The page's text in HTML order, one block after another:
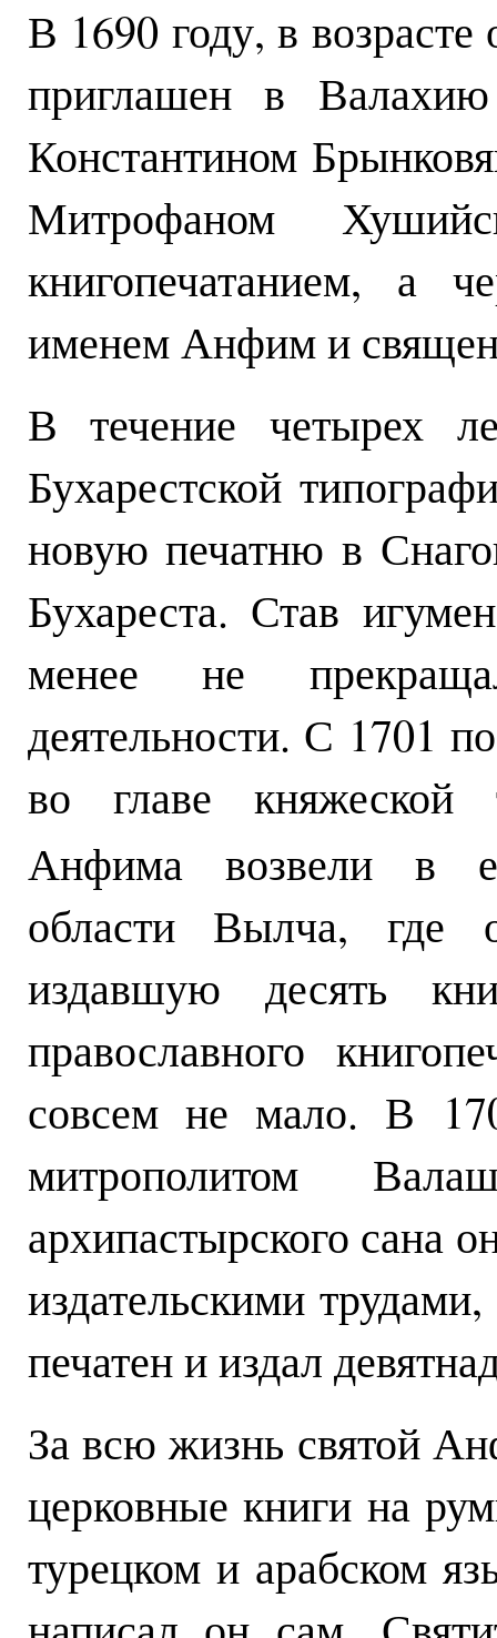
В 1690 году, в
приглашен в
Константином
Митрофаном
книгопечатанием, а
именем Анфим и
В течение четырех
Бухарестской
новую печатню в
Бухареста. Став
менее не
деятельности. С 1701
во главе княжеской
Анфима возвели в
области Вылча, где
издавшую десять
православного
совсем не мало. В
митрополитом
архипастырского сана
издательскими
печатен и издал
За всю жизнь святой
церковные книги на
турецком и арабском